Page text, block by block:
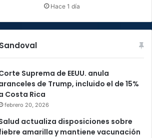
Hace 1 día
Suprema de EEUU. anula
de Trump, incluido el de 15%
Costa Rica
febrero 20, 2026
actualiza disposiciones sobre
amarilla y mantiene vacunación